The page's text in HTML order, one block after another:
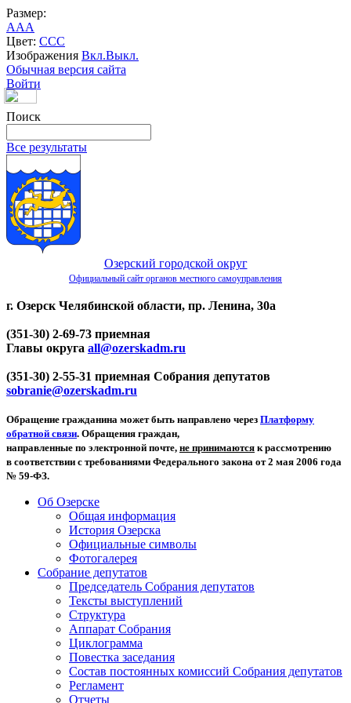
Размер:
AAA
Цвет: CCC
Изображения Вкл.Выкл.
Обычная версия сайта
Войти
Поиск
Все результаты
Озерский городской округ
Официальный сайт органов местного самоуправления
г. Озерск Челябинской области, пр. Ленина, 30а
(351-30) 2-69-73 приемная
Главы округа all@ozerskadm.ru
(351-30) 2-55-31 приемная Собрания депутатов
sobranie@ozerskadm.ru
Обращение гражданина может быть направлено через Платформу
обратной связи. Обращения граждан,
направленные по электронной почте, не принимаются к рассмотрению
в соответствии с требованиями Федерального закона от 2 мая 2006 года
№ 59-ФЗ.
Об Озерске
Общая информация
История Озерска
Официальные символы
Фотогалерея
Собрание депутатов
Председатель Собрания депутатов
Тексты выступлений
Структура
Аппарат Собрания
Циклограмма
Повестка заседания
Состав постоянных комиссий Собрания депутатов
Регламент
Отчеты